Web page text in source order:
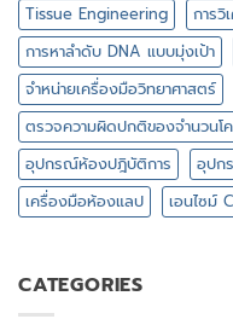
Tissue Engineering
การวิ
การหาลำดับ DNA แบบมุ่งเป้า
จำหน่ายเครื่องมือวิทยาศาสตร์
ตรวจความผิดปกติของจำนวนโ
อุปกรณ์ห้องปฎิบัติการ
อุปก
เครื่องมือห้องแลป
เอนไซม์
CATEGORIES